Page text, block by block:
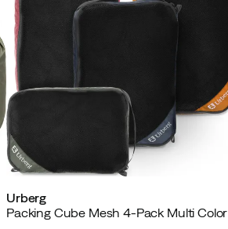
Urberg
Packing Cube Mesh 4-Pack Multi Color